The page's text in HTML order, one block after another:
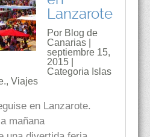
Lanzarote
Por Blog de
Canarias |
septiembre 15,
2015 |
Categoria Islas
, Viajes
en Lanzarote.
mañana